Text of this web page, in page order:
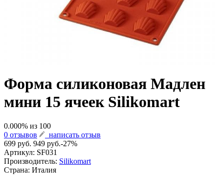
Форма силиконовая Мадлен
мини 15 ячеек Silikomart
0.000% из 100
0 отзывов
написать отзыв
699 руб. 949 руб.-27%
Артикул: SF031
Производитель: Silikomart
Страна: Италия